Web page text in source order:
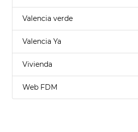
Valencia verde
Valencia Ya
Vivienda
Web FDM